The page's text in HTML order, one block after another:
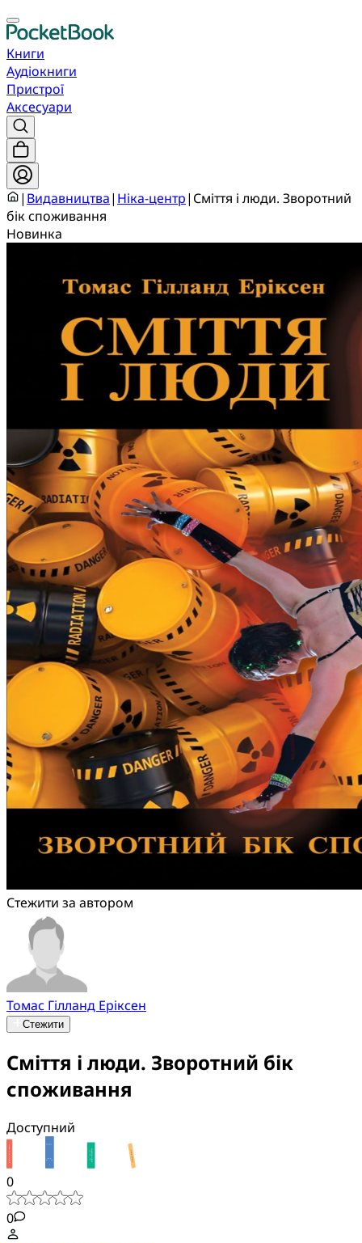
Книги
Аудіокниги
Пристрої
Аксесуари
| Видавництва| Ніка-центр| Сміття і люди. Зворотний
бік споживання
Новинка
Стежити за автором
Томас Гілланд Еріксен
Стежити
Сміття і люди. Зворотний бік
споживання
Доступний
0
0